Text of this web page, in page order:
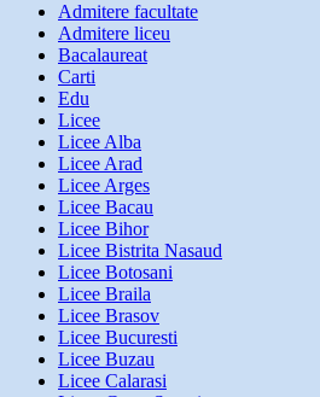
Admitere facultate
Admitere liceu
Bacalaureat
Carti
Edu
Licee
Licee Alba
Licee Arad
Licee Arges
Licee Bacau
Licee Bihor
Licee Bistrita Nasaud
Licee Botosani
Licee Braila
Licee Brasov
Licee Bucuresti
Licee Buzau
Licee Calarasi